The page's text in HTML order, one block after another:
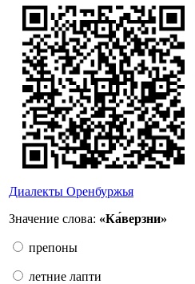
Диалекты Оренбуржья
Значение слова: «Ка́верзни»
препоны
летние лапти